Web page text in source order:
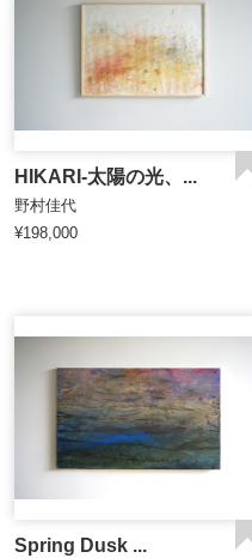
HIKARI-太陽の光、...
野村佳代
¥198,000
Spring Dusk ...